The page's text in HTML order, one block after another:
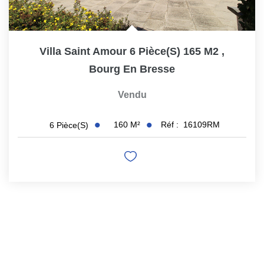
Villa Saint Amour 6 Pièce(s) 165 M2 ,
Bourg En Bresse
Vendu
6 Pièce(s) 160 M² Réf : 16109RM